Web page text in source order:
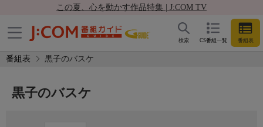
この夏、心を動かす作品特集 | J:COM TV
CS番組一覧 番組表
検索
番組表 黒子のバスケ
黒子のバスケ